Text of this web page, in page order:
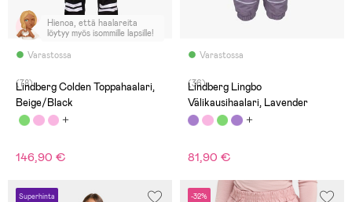
Varastossa
Hienoa, että haalareita
löytyy myös isommille lapsille!
(78)
Lindberg Colden Toppahaalari,
Beige/Black
146,90 €
Varastossa
(36)
Lindberg Lingbo
Välikausihaalari, Lavender
81,90 €
Superhinta -32%